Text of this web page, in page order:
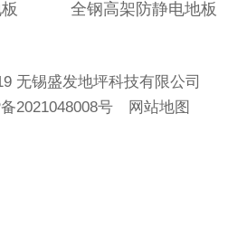
全钢高架防静电地板
无锡盛发地坪科技有限公司
2021048008号 网站地图